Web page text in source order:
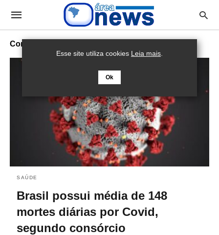
Coronavírus
SAÚDE
Brasil possui média de 148
mortes diárias por Covid,
segundo consórcio
Esse site utiliza cookies Leia mais.
Ok